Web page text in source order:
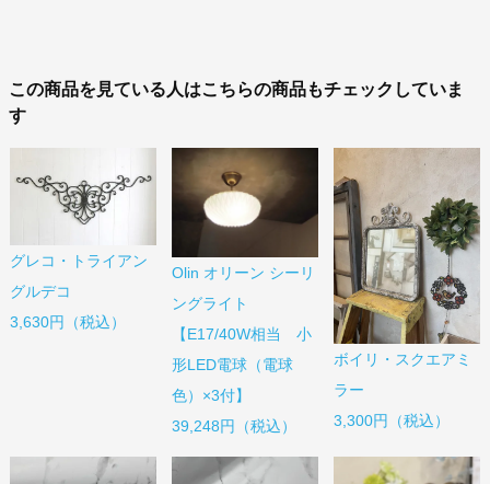
この商品を見ている人はこちらの商品もチェックしていま
す
グレコ・トライアン
グルデコ
3,630円（税込）
Olin オリーン シーリ
ングライト
【E17/40W相当 小
形LED電球（電球
色）×3付】
39,248円（税込）
ボイリ・スクエアミ
ラー
3,300円（税込）